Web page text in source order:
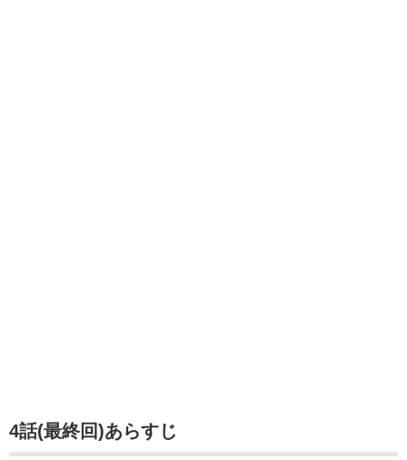
4話(最終回)あらすじ